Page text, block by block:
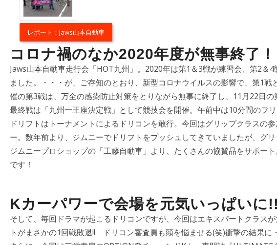
レポート：Jaws山本自動車
コロナ禍のなか2020年度が無事終了！
Jaws山本自動車走行会「HOT九州」。2020年は第1＆3戦が練習会、第2＆
ました。・・・が、ご存知のとおり、新型コロナウイルスの影響で、第1
催の第3戦は、万全の感染防止対策をとりながら無事に終了し、11月22日の
最終戦は「九州一王座決定戦」として競技会を開催。午前中は10分間のフ
ドリフトはトーナメントによるドリコンを敢行。今回はグリップクラスの
ー。数年前より、ジムニーでドリフトをプッシュしてきていましたが、グ
ジムニープロショップの「工藤自動車」より、たくさんの協賛品をサポー
です！
Kカーパワーで会場を元気いっぱいに!!
そして、毎回ドラマが起こるドリコンですが、今回はエキスパートクラ
トがまさかの1回戦敗退!! ドリコン審査員も頭を悩ませる(笑)衝撃の結果に